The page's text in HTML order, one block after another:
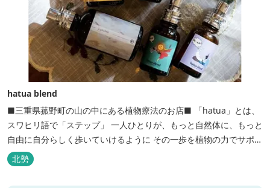
hatua blend
■三重県菰野町の山の中にある植物療法のお店■ 「hatua」とは、
スワヒリ語で「ステップ」 一人ひとりが、もっと自然体に、もっと
自由に自分らしく歩いていけるように その一歩を植物の力でサポー
トしたいという思いから生まれたお店。 黄土スチームよもぎ蒸しや
アロマの調合、季節の養生講座、アロマ講座、腸活講座、ワークシ
ョップ、イベント出店 植物を通して身体と心を整えよう！をテーマ
北勢